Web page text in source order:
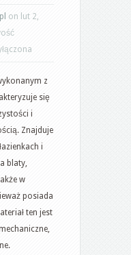
on lut 2,
z
się
i
Znajduje
i
blaty,
w
posiada
ten jest